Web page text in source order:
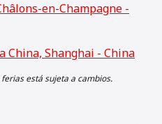
en-Champagne -
China, Shanghai - China
está sujeta a cambios.